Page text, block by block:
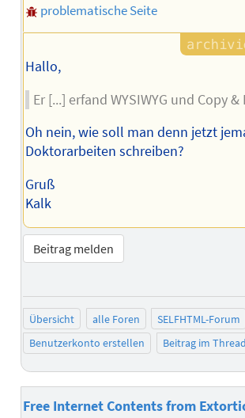
problematische Seite
Hallo,
Er [...] erfand WYSIWYG und Copy &
Oh nein, wie soll man denn jetzt
Doktorarbeiten schreiben?
Gruß
Kalk
Beitrag melden
Übersicht alle Foren SELFHTML-Forum
Benutzerkonto erstellen
Beitrag im
Free Internet Contents from